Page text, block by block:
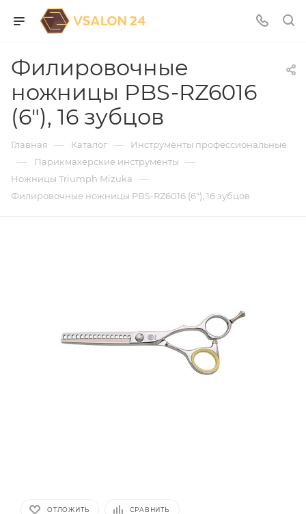
Филировочные
ножницы PBS-RZ6016
(6"), 16 зубцов
Главная — Каталог — Инструменты профессиональные
— Парикмахерские инструменты —
Ножницы Triumph Mizuka —
Филировочные ножницы PBS-RZ6016 (6"), 16 зубцов
ОТЛОЖИТЬ СРАВНИТЬ